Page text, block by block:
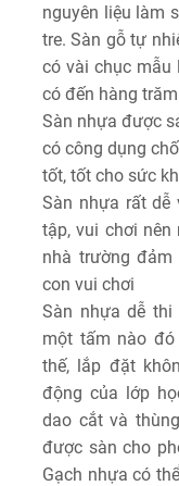
nguyên liệu làm
tre. Sàn gỗ tự
có vài chục mẫu
có đến hàng
Sàn nhựa được
có công dụng
tốt, tốt cho sức
Sàn nhựa rất dễ
tập, vui chơi nên
nhà trường
con vui chơi
Sàn nhựa dễ
một tấm nào
thế, lắp đặt
động của lớp
dao cắt và
được sàn cho
Gạch nhựa có